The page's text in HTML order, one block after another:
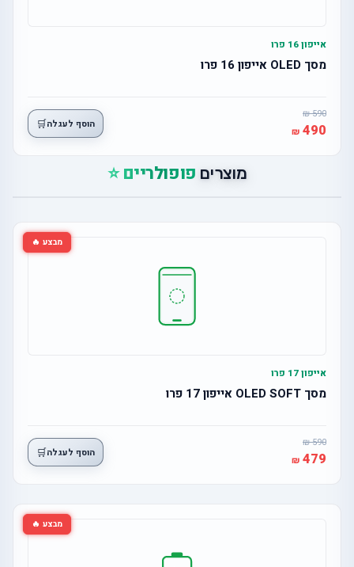
אייפון 16 פרו
מסך OLED אייפון 16 פרו
590
490 הוסף לעגלה🛒
מוצרים פופולריים ⭐
מבצע 🔥
אייפון 17 פרו
מסך OLED SOFT אייפון 17 פרו
590
479 הוסף לעגלה🛒
מבצע 🔥